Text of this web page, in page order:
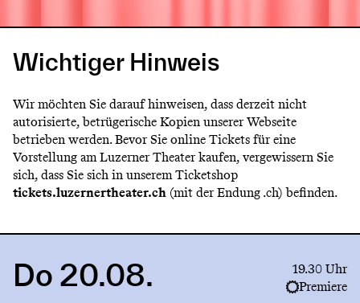
Wichtiger Hinweis
Wir möchten Sie darauf hinweisen, dass derzeit nicht
autorisierte, betrügerische Kopien unserer Webseite
betrieben werden. Bevor Sie online Tickets für eine
Vorstellung am Luzerner Theater kaufen, vergewissern Sie
sich, dass Sie sich in unserem Ticketshop
tickets.luzernertheater.ch (mit der Endung .ch) befinden.
LinkDo 20.08.
19.30 Uhr
Premiere